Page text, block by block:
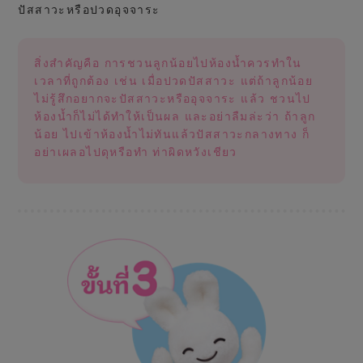
ปัสสาวะหรือปวดอุจจาระ
สิ่งสำคัญคือ การชวนลูกน้อยไปห้องน้ำควรทำใน
เวลาที่ถูกต้อง เช่น เมื่อปวดปัสสาวะ แต่ถ้าลูกน้อย
ไม่รู้สึกอยากจะปัสสาวะหรืออุจจาระ แล้ว ชวนไป
ห้องน้ำก็ไม่ได้ทำให้เป็นผล และอย่าลืมล่ะว่า ถ้าลูก
น้อย ไปเข้าห้องน้ำไม่ทันแล้วปัสสาวะกลางทาง ก็
อย่าเผลอไปดุหรือทำ ท่าผิดหวังเชียว